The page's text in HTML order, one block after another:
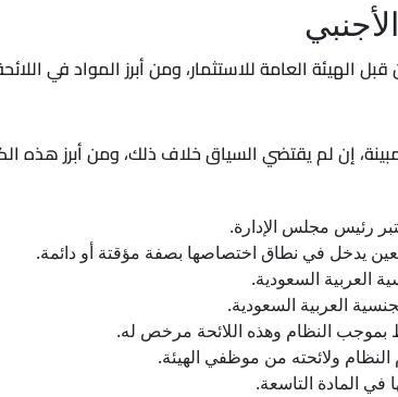
العامة للاستثمار، ومن أبرز المواد في
إن لم يقتضي السياق خلاف ذلك، ومن أبرز هذه
رئيس مجلس الإدارة.
يدخل في نطاق اختصاصها بصفة مؤقتة أو دائمة.
العربية السعودية.
العربية السعودية.
بموجب النظام وهذه اللائحة مرخص له.
النظام ولائحته من موظفي الهيئة.
المادة التاسعة.